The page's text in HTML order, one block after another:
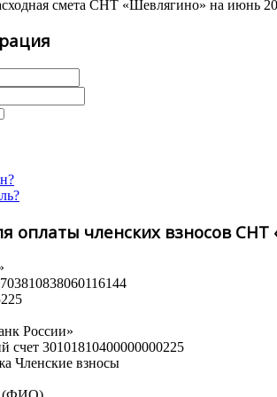
смета СНТ «Шевлягино» на июнь
оплаты членских взносов СНТ
России»
счет 30101810400000000225
Членские взносы